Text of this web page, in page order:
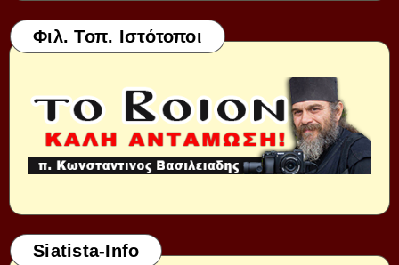
Φιλ. Τοπ. Ιστότοποι
Siatista-Info